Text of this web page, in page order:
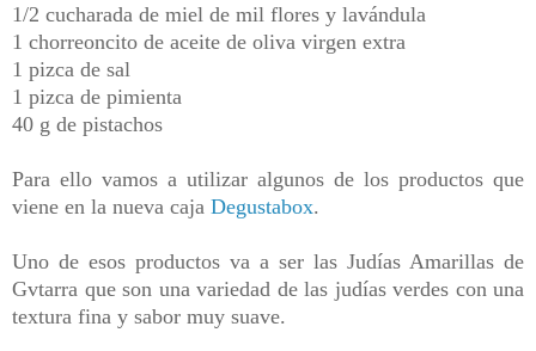
1/2 cucharada de miel de mil flores y lavándula
1 chorreoncito de aceite de oliva virgen extra
1 pizca de sal
1 pizca de pimienta
40 g de pistachos
Para ello vamos a utilizar algunos de los productos que
viene en la nueva caja Degustabox.
Uno de esos productos va a ser las Judías Amarillas de
Gvtarra que son una variedad de las judías verdes con una
textura fina y sabor muy suave.